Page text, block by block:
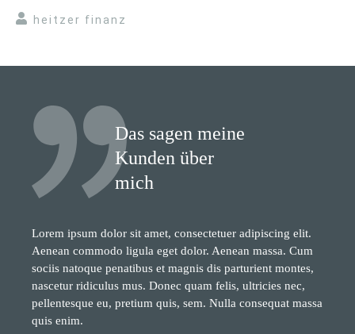
heitzer finanz
Das sagen meine
Kunden über
mich
Lorem ipsum dolor sit amet, consectetuer adipiscing elit.
Aenean commodo ligula eget dolor. Aenean massa. Cum
sociis natoque penatibus et magnis dis parturient montes,
nascetur ridiculus mus. Donec quam felis, ultricies nec,
pellentesque eu, pretium quis, sem. Nulla consequat massa
quis enim.